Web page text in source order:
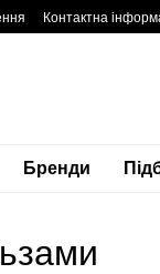
Контактна
Бренди